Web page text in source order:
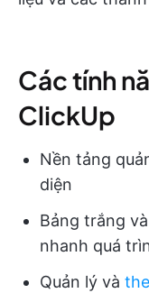
Các tính
ClickUp
Nền tảng
diện
Bảng trắng
nhanh quá
Quản lý và